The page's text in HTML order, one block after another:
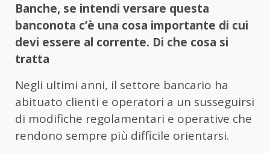
Banche, se intendi versare questa
banconota c’è una cosa importante di cui
devi essere al corrente. Di che cosa si
tratta
Negli ultimi anni, il settore bancario ha
abituato clienti e operatori a un susseguirsi
di modifiche regolamentari e operative che
rendono sempre più difficile orientarsi.